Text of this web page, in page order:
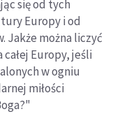
się od tych
Europy i od
Jakże można liczyć
Europy, jeśli
w ogniu
miłości